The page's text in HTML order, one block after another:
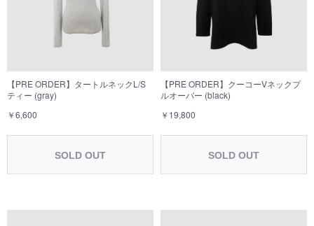
【PRE ORDER】タートルネックL/S
ティー (gray)
￥6,600
SOLD OUT
【PRE ORDER】クーコーVネックプ
ルオーバー (black)
￥19,800
SOLD OUT